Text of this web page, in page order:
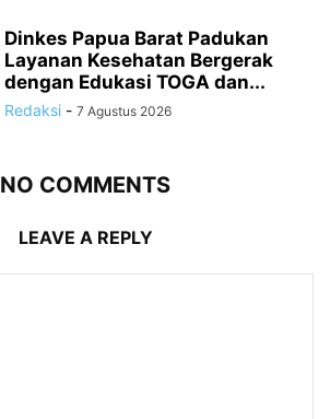
Dinkes Papua Barat Padukan
Layanan Kesehatan Bergerak
dengan Edukasi TOGA dan...
Redaksi - 7 Agustus 2026
NO COMMENTS
LEAVE A REPLY